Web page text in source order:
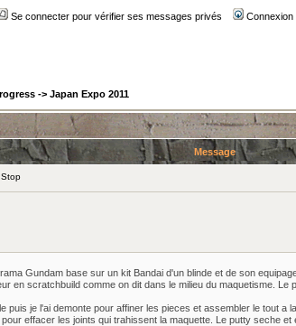
Se connecter pour vérifier ses messages privés Connexion
-> Japan Expo 2011
Message
Gundam base sur un kit Bandai d'un blinde et de son
en scratchbuild comme on dit dans le milieu du maquetisme.
puis je l'ai demonte pour affiner les pieces et assembler le tout a
effacer les joints qui trahissent la maquette. Le putty seche et